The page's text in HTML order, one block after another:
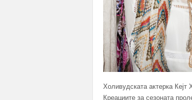
Холивудската актерка Кејт
Креациите за сезоната